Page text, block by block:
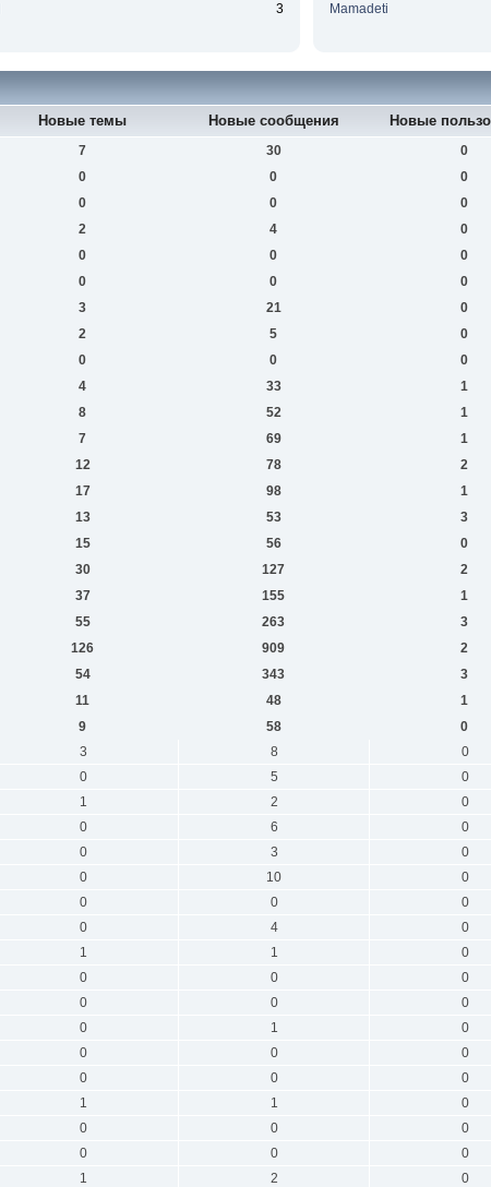
3
Mamadeti
Новые темы Новые сообщения Новые
7 30 0
0 0 0
0 0 0
2 4 0
0 0 0
0 0 0
3 21 0
2 5 0
0 0 0
4 33 1
8 52 1
7 69 1
12 78 2
17 98 1
13 53 3
15 56 0
30 127 2
37 155 1
55 263 3
126 909 2
54 343 3
11 48 1
9 58 0
3 8 0
0 5 0
1 2 0
0 6 0
0 3 0
0 10 0
0 0 0
0 4 0
1 1 0
0 0 0
0 0 0
0 1 0
0 0 0
0 0 0
1 1 0
0 0 0
0 0 0
1 2 0